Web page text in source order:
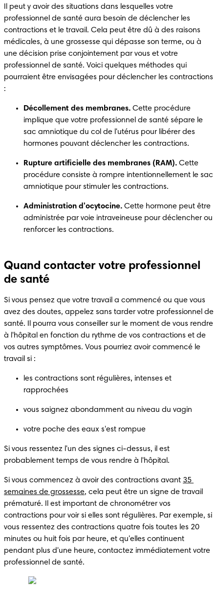
Il peut y avoir des situations dans lesquelles votre
professionnel de santé aura besoin de déclencher les
contractions et le travail. Cela peut être dû à des raisons
médicales, à une grossesse qui dépasse son terme, ou à
une décision prise conjointement par vous et votre
professionnel de santé. Voici quelques méthodes qui
pourraient être envisagées pour déclencher les contractions
:
Décollement des membranes. Cette procédure
implique que votre professionnel de santé sépare le
sac amniotique du col de l'utérus pour libérer des
hormones pouvant déclencher les contractions.
Rupture artificielle des membranes (RAM). Cette
procédure consiste à rompre intentionnellement le sac
amniotique pour stimuler les contractions.
Administration d'ocytocine. Cette hormone peut être
administrée par voie intraveineuse pour déclencher ou
renforcer les contractions.
Quand contacter votre professionnel
de santé
Si vous pensez que votre travail a commencé ou que vous
avez des doutes, appelez sans tarder votre professionnel de
santé. Il pourra vous conseiller sur le moment de vous rendre
à l'hôpital en fonction du rythme de vos contractions et de
vos autres symptômes. Vous pourriez avoir commencé le
travail si :
les contractions sont régulières, intenses et
rapprochées
vous saignez abondamment au niveau du vagin
votre poche des eaux s'est rompue
Si vous ressentez l'un des signes ci-dessus, il est
probablement temps de vous rendre à l'hôpital.
Si vous commencez à avoir des contractions avant 35
semaines de grossesse, cela peut être un signe de travail
prématuré. Il est important de chronométrer vos
contractions pour voir si elles sont régulières. Par exemple, si
vous ressentez des contractions quatre fois toutes les 20
minutes ou huit fois par heure, et qu'elles continuent
pendant plus d'une heure, contactez immédiatement votre
professionnel de santé.